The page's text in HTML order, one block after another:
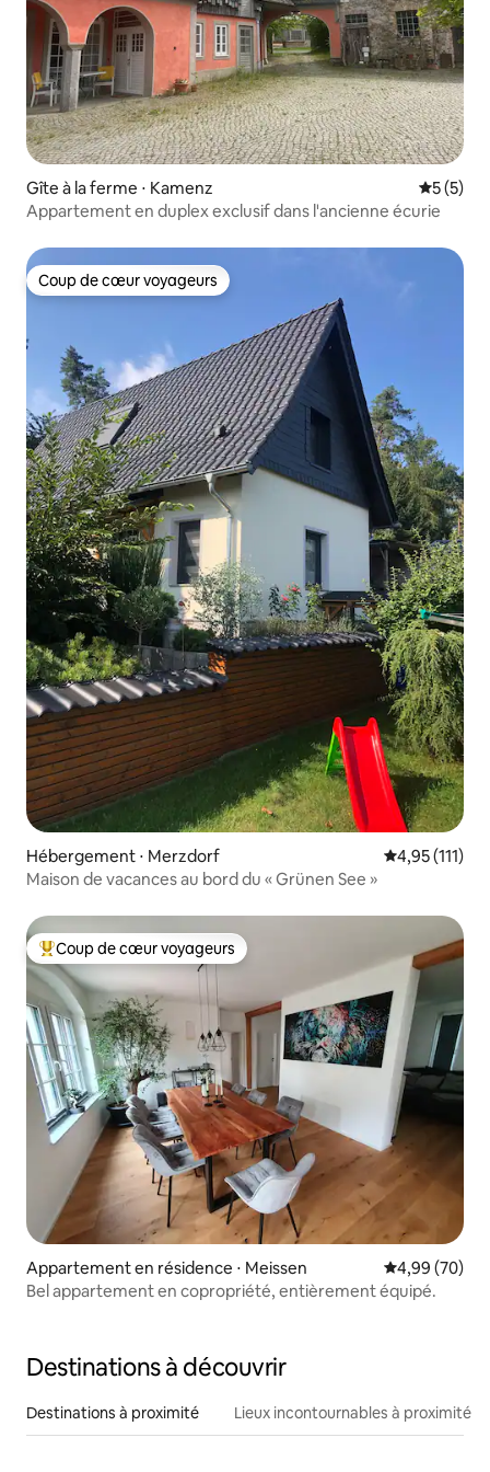
Gîte à la ferme ⋅ Kamenz
5 (5)
Appartement en duplex exclusif dans l'ancienne écurie
Coup de cœur voyageurs
Coup de cœur voyageurs
Hébergement ⋅ Merzdorf Évaluation
4,95 (111)
Maison de vacances au bord du « Grünen See »
Coups de cœur voyageurs les plus appréciés
Coup de cœur voyageurs
Appartement en résidence ⋅ Meissen Évaluation
4,99 (70)
Bel appartement en copropriété, entièrement équipé.
Destinations à découvrir
Destinations à proximité Lieux incontournables à proximité